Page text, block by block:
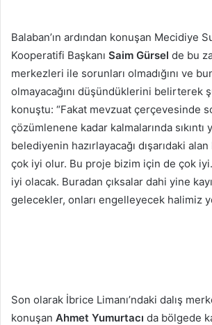
Balaban’ın ardından konuşan Mecidiye
Kooperatifi Başkanı Saim Gürsel de bu
merkezleri ile sorunları olmadığını ve
olmayacağını düşündüklerini belirterek
konuştu: “Fakat mevzuat çerçevesinde
çözümlenene kadar kalmalarında sıkıntı
belediyenin hazırlayacağı dışarıdaki
çok iyi olur. Bu proje bizim için de çok
iyi olacak. Buradan çıksalar dahi yine
gelecekler, onları engelleyecek halimiz
Son olarak İbrice Limanı’ndaki dalış
konuşan Ahmet Yumurtacı da bölgede